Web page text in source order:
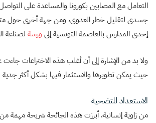
التعامل مع المصابين بكورونا والمساعدة على
جسدي لتقليل خطر العدوى، ومن جهة أخرى حول
إحدى المدارس بالعاصمة التونسية إلى ورشة لصناعة
ولا بد من الإشارة إلى أن أغلب هذه الاختراعات
حيث يمكن تطويرها والاستثمار فيها بشكل أكثر جدية
الاستعداد للتضحية
من زاوية إنسانية، أبرزت هذه الجائحة شريحة مهمة